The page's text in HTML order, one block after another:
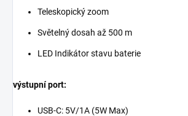
Teleskopický zoom
Světelný dosah až 500 m
LED Indikátor stavu baterie
výstupní port:
USB-C: 5V/1A (5W Max)